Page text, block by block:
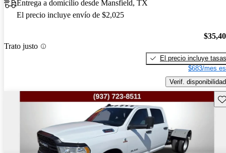
Entrega a domicilio desde Mansfield, TX
El precio incluye envío de $2,025
Trato justo
El precio incluye tasas
$683/mes
Verif. disponibilidad